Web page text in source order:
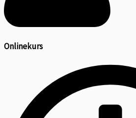
Onlinekurs